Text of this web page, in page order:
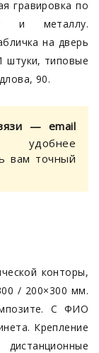
гравировка по
и металлу.
на дверь
штуки, типовые
90.
— email
вам точный
конторы,
/ 200×300 мм.
С ФИО
Крепление